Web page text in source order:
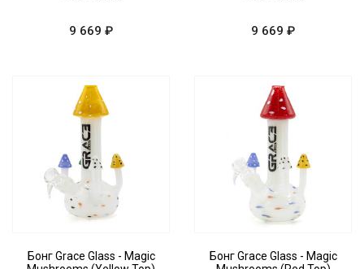
9 669 ₽ 9 669 ₽
Бонг Grace Glass - Magic
Бонг Grace Glass - Magic